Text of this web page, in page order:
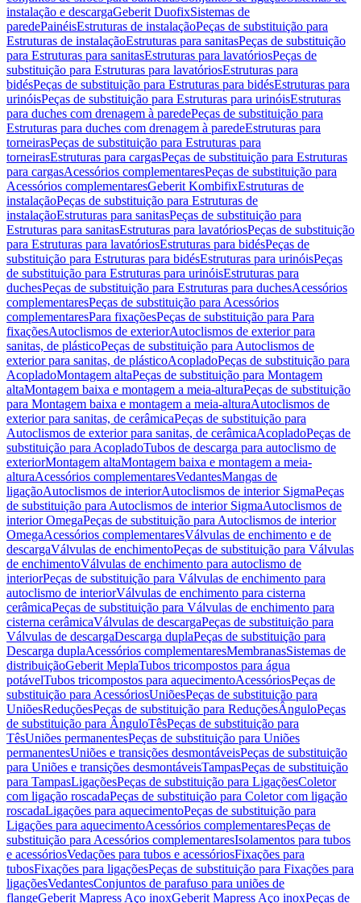
instalação e descargaGeberit DuofixSistemas de
paredePainéisEstruturas de instalaçãoPeças de substituição para
Estruturas de instalaçãoEstruturas para sanitasPeças de substituição
para Estruturas para sanitasEstruturas para lavatóriosPeças de
substituição para Estruturas para lavatóriosEstruturas para
bidésPeças de substituição para Estruturas para bidésEstruturas para
urinóisPeças de substituição para Estruturas para urinóisEstruturas
para duches com drenagem à paredePeças de substituição para
Estruturas para duches com drenagem à paredeEstruturas para
torneirasPeças de substituição para Estruturas para
torneirasEstruturas para cargasPeças de substituição para Estruturas
para cargasAcessórios complementaresPeças de substituição para
Acessórios complementaresGeberit KombifixEstruturas de
instalaçãoPeças de substituição para Estruturas de
instalaçãoEstruturas para sanitasPeças de substituição para
Estruturas para sanitasEstruturas para lavatóriosPeças de substituição
para Estruturas para lavatóriosEstruturas para bidésPeças de
substituição para Estruturas para bidésEstruturas para urinóisPeças
de substituição para Estruturas para urinóisEstruturas para
duchesPeças de substituição para Estruturas para duchesAcessórios
complementaresPeças de substituição para Acessórios
complementaresPara fixaçõesPeças de substituição para Para
fixaçõesAutoclismos de exteriorAutoclismos de exterior para
sanitas, de plásticoPeças de substituição para Autoclismos de
exterior para sanitas, de plásticoAcopladoPeças de substituição para
AcopladoMontagem altaPeças de substituição para Montagem
altaMontagem baixa e montagem a meia-alturaPeças de substituição
para Montagem baixa e montagem a meia-alturaAutoclismos de
exterior para sanitas, de cerâmicaPeças de substituição para
Autoclismos de exterior para sanitas, de cerâmicaAcopladoPeças de
substituição para AcopladoTubos de descarga para autoclismo de
exteriorMontagem altaMontagem baixa e montagem a meia-
alturaAcessórios complementaresVedantesMangas de
ligaçãoAutoclismos de interiorAutoclismos de interior SigmaPeças
de substituição para Autoclismos de interior SigmaAutoclismos de
interior OmegaPeças de substituição para Autoclismos de interior
OmegaAcessórios complementaresVálvulas de enchimento e de
descargaVálvulas de enchimentoPeças de substituição para Válvulas
de enchimentoVálvulas de enchimento para autoclismo de
interiorPeças de substituição para Válvulas de enchimento para
autoclismo de interiorVálvulas de enchimento para cisterna
cerâmicaPeças de substituição para Válvulas de enchimento para
cisterna cerâmicaVálvulas de descargaPeças de substituição para
Válvulas de descargaDescarga duplaPeças de substituição para
Descarga duplaAcessórios complementaresMembranasSistemas de
distribuiçãoGeberit MeplaTubos tricompostos para água
potávelTubos tricompostos para aquecimentoAcessóriosPeças de
substituição para AcessóriosUniõesPeças de substituição para
UniõesReduçõesPeças de substituição para ReduçõesÂnguloPeças
de substituição para ÂnguloTêsPeças de substituição para
TêsUniões permanentesPeças de substituição para Uniões
permanentesUniões e transições desmontáveisPeças de substituição
para Uniões e transições desmontáveisTampasPeças de substituição
para TampasLigaçõesPeças de substituição para LigaçõesColetor
com ligação roscadaPeças de substituição para Coletor com ligação
roscadaLigações para aquecimentoPeças de substituição para
Ligações para aquecimentoAcessórios complementaresPeças de
substituição para Acessórios complementaresIsolamentos para tubos
e acessóriosVedações para tubos e acessóriosFixações para
tubosFixações para ligaçõesPeças de substituição para Fixações para
ligaçõesVedantesConjuntos de parafuso para uniões de
flangeGeberit Mapress Aço inoxGeberit Mapress Aço inoxPeças de